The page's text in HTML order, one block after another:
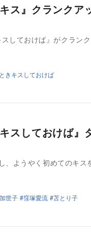
ス』クランクア
しておけば』がクラン
きキスしておけば
スしておけば』
、ようやく初めてのキス
世子 窪塚愛流
苫とり子